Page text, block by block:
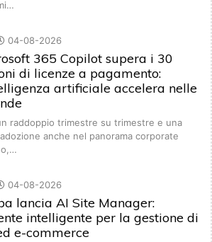
04-08-2026
365 Copilot supera i 30
di licenze a pagamento:
artificiale accelera nelle
raddoppio trimestre su trimestre e una
anche nel panorama corporate
04-08-2026
lancia AI Site Manager:
intelligente per la gestione di
e-commerce